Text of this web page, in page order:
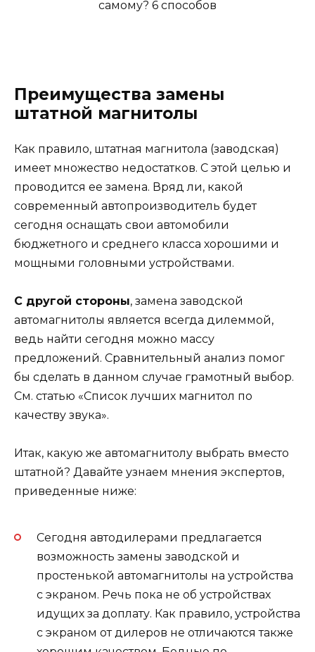
Преимущества замены
штатной магнитолы
Как правило, штатная магнитола (заводская)
имеет множество недостатков. С этой целью и
проводится ее замена. Вряд ли, какой
современный автопроизводитель будет
сегодня оснащать свои автомобили
бюджетного и среднего класса хорошими и
мощными головными устройствами.
С другой стороны, замена заводской
автомагнитолы является всегда дилеммой,
ведь найти сегодня можно массу
предложений. Сравнительный анализ помог
бы сделать в данном случае грамотный выбор.
См. статью «Список лучших магнитол по
качеству звука».
Итак, какую же автомагнитолу выбрать вместо
штатной? Давайте узнаем мнения экспертов,
приведенные ниже:
Сегодня автодилерами предлагается
возможность замены заводской и
простенькой автомагнитолы на устройства
с экраном. Речь пока не об устройствах
идущих за доплату. Как правило, устройства
с экраном от дилеров не отличаются также